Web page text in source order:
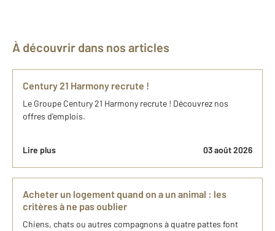
À découvrir dans nos articles
Century 21 Harmony recrute !
Le Groupe Century 21 Harmony recrute ! Découvrez nos
offres d'emplois.
Lire plus 03 août 2026
Acheter un logement quand on a un animal : les
critères à ne pas oublier
Chiens, chats ou autres compagnons à quatre pattes font